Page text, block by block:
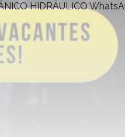
HIDRÁULICO